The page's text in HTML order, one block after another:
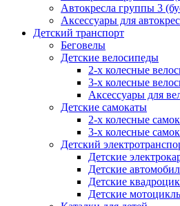
Автокресла группы 3
Аксессуары для
Детский транспорт
Беговелы
Детские велосипеды
2-х колесные
3-х колесные
Аксессуары для
Детские самокаты
2-х колесные
3-х колесные
Детский
Детские
Детские
Детские
Детские